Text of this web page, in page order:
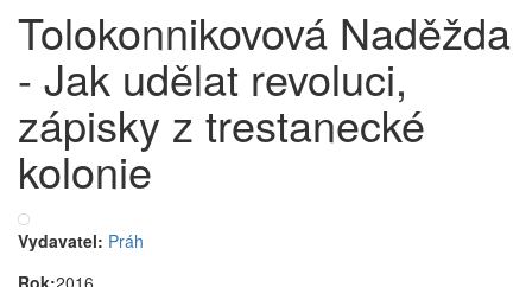
Tolokonnikovová Naděžda
- Jak udělat revoluci,
zápisky z trestanecké
kolonie
Vydavatel: Práh